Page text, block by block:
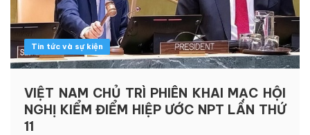
Tin tức và sự kiện
VIỆT NAM CHỦ TRÌ PHIÊN KHAI MẠC HỘI
NGHỊ KIỂM ĐIỂM HIỆP ƯỚC NPT LẦN THỨ
11